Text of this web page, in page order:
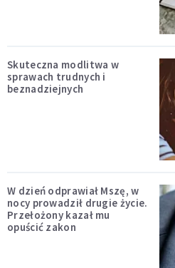
Skuteczna modlitwa w
sprawach trudnych i
beznadziejnych
W dzień odprawiał Mszę, w
nocy prowadził drugie życie.
Przełożony kazał mu
opuścić zakon